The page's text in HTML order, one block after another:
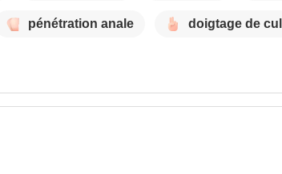
pénétration anale doigtage de cul